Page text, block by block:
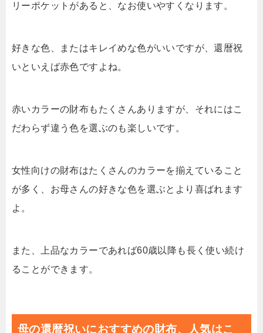
リーポケットがあると、なお使いやすくなります。
好きな色、またはキレイめな色がいいですが、還暦祝
いといえば赤色ですよね。
赤いカラーの財布もたくさんありますが、それにはこ
だわらず違う色を選ぶのも楽しいです。
女性向けの財布はたくさんのカラーを揃えていること
が多く、お母さんの好きな色を選ぶとより喜ばれます
よ。
また、上品なカラーであれば60歳以降も長く使い続け
ることができます。
母の還暦祝いにおすすめの財布、人気はこ